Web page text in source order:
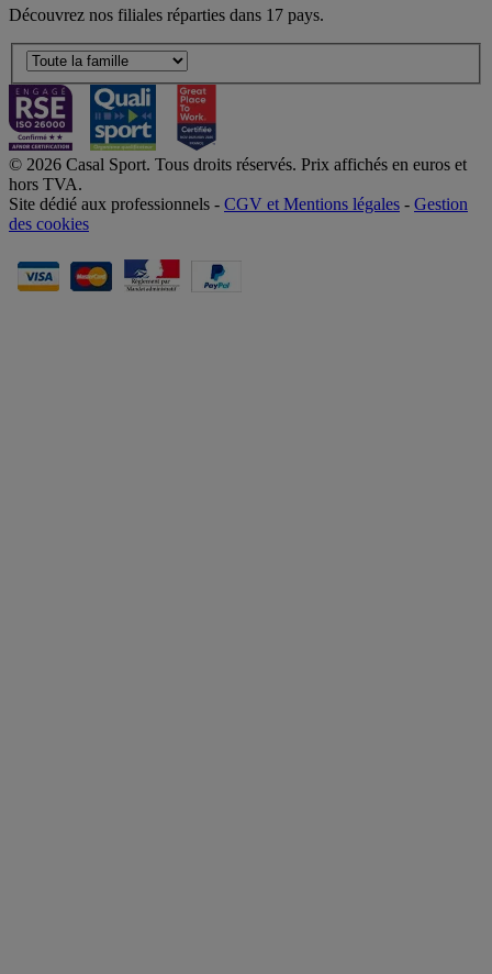
Découvrez nos filiales réparties dans 17 pays.
© 2026 Casal Sport. Tous droits réservés. Prix affichés en euros et
hors TVA.
Site dédié aux professionnels - CGV et Mentions légales - Gestion
des cookies